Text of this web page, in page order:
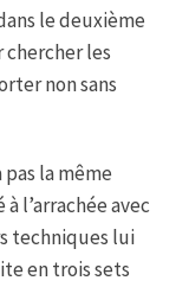
le deuxième
les
non sans
pas la même
l’arrachée avec
techniques lui
en trois sets